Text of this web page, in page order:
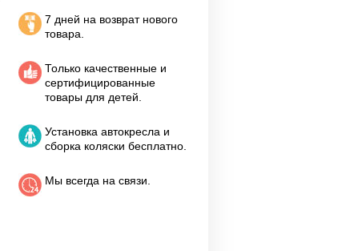
7 дней на возврат нового
товара.
Только качественные и
сертифицированные
товары для детей.
Установка автокресла и
сборка коляски бесплатно.
Мы всегда на связи.